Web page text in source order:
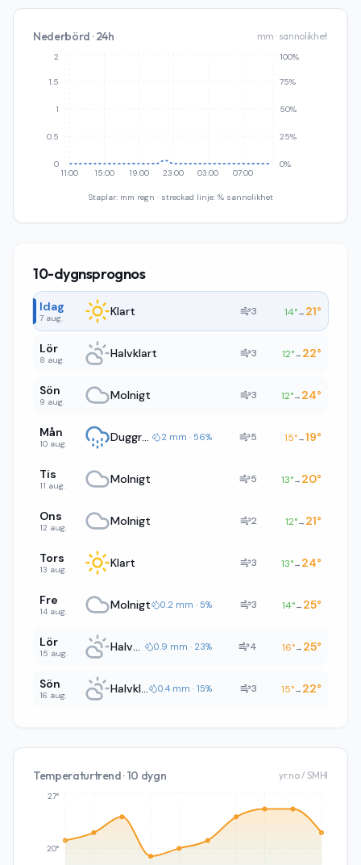
Nederbörd · 24h mm · sannolikhet
11:00 15:00 19:00 23:00 03:00 07:00
0
0.5
1
1.5
2
0%
25%
50%
75%
100%
Staplar: mm regn · streckad linje: % sannolikhet
10-dygnsprognos
Idag
7 aug. Klart 3 14°→ 21°
Lör
8 aug. Halvklart 3 12°→ 22°
Sön
9 aug. Molnigt 3 12°→ 24°
Mån
10 aug. Duggregn 2 mm · 56% 5 15°→19°
Tis
11 aug. Molnigt 5 13°→ 20°
Ons
12 aug. Molnigt 2 12°→ 21°
Tors
13 aug. Klart 3 13°→ 24°
Fre
14 aug. Molnigt 0.2 mm · 5% 3 14°→ 25°
Lör
15 aug. Halvklart 0.9 mm · 23% 4 16°→ 25°
Sön
16 aug. Halvklart 0.4 mm · 15% 3 15°→ 22°
Temperaturtrend · 10 dygn yr.no / SMHI
20°
27°